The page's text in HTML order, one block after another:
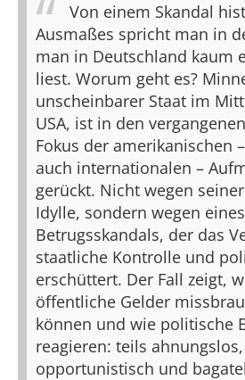
Von einem Skandal
Ausmaßes spricht man in
man in Deutschland kaum
liest. Worum geht es?
unscheinbarer Staat im
USA, ist in den
Fokus der amerikanischen
auch internationalen –
gerückt. Nicht wegen
Idylle, sondern wegen eines
Betrugsskandals, der das
staatliche Kontrolle und
erschüttert. Der Fall zeigt,
öffentliche Gelder
können und wie politische
reagieren: teils
opportunistisch und